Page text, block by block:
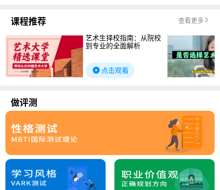
课程推荐 查看更多
艺术生择校指南：从院校
到专业的全面解析
点击观看
做评测